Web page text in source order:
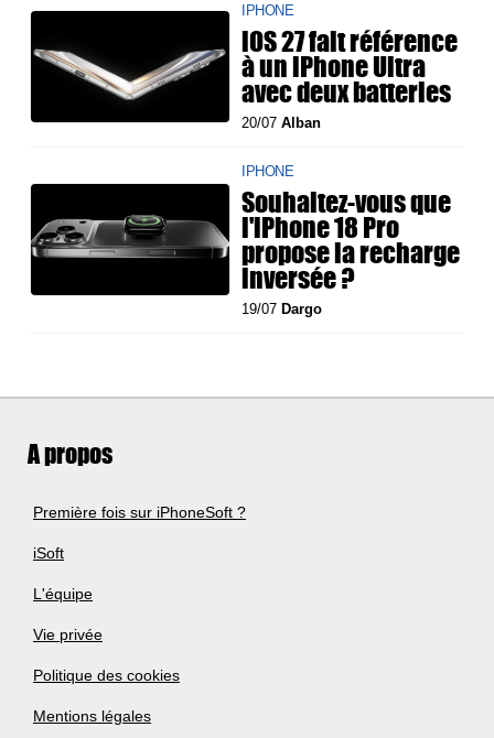
IPHONE
iOS 27 fait référence
à un iPhone Ultra
avec deux batteries
20/07Alban
IPHONE
Souhaitez-vous que
l'iPhone 18 Pro
propose la recharge
inversée ?
19/07Dargo
A propos
Première fois sur iPhoneSoft ?
iSoft
L'équipe
Vie privée
Politique des cookies
Mentions légales